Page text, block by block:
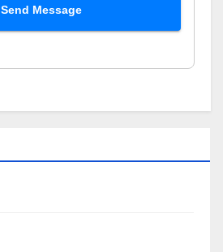
Send Message